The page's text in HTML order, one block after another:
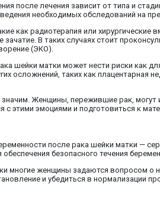
после лечения зависит от типа и
необходимых обследований на
как радиотерапия или
зачатие. В таких случаях стоит
(ЭКО).
шейки матки может нести риски как
осложнений, таких как плацентарная
значим. Женщины, пережившие рак,
с этими эмоциями и подготовиться к
после рака шейки матки —
безопасного течения
многие женщины задаются вопросом о
и убедиться в нормализации